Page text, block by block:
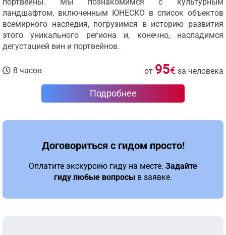
портвейны. Мы познакомимся с культурным
ландшафтом, включенным ЮНЕСКО в список объектов
всемирного наследия, погрузимся в историю развития
этого уникального региона и, конечно, насладимся
дегустацией вин и портвейнов.
8 часов от 95€ за человека
Подробнее
Договориться с гидом просто!
Оплатите экскурсию гиду на месте. Задайте
гиду любые вопросы в заявке.